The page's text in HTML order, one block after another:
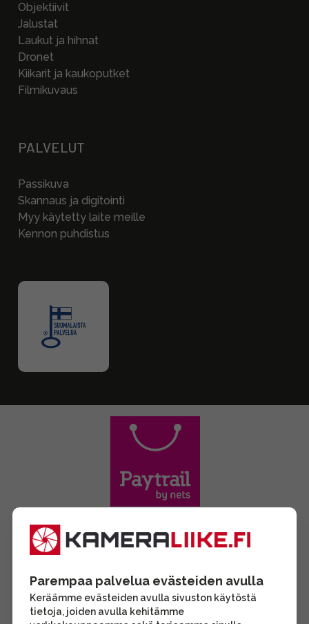
Objektiivit
Jalustat
Laukut ja hihnat
Dronet
Kiikarit ja kaukoputket
Filmikuvaus
PALVELUT
Passikuva
Skannaus ja digitointi
Myy käytetty laite meille
Kennon puhdistus
Parempaa palvelua evästeiden avulla
Keräämme evästeiden avulla sivuston käytöstä
tietoja, joiden avulla kehitämme